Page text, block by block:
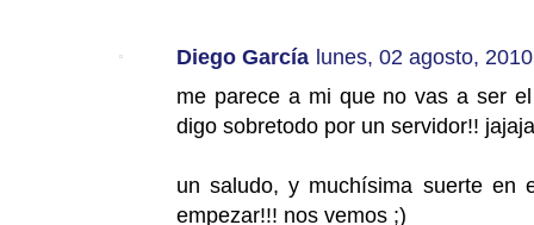
Diego García lunes, 02 agosto, 2010
me parece a mi que no vas a ser
digo sobretodo por un servidor!! jajaja
un saludo, y muchísima suerte en
empezar!!! nos vemos ;)